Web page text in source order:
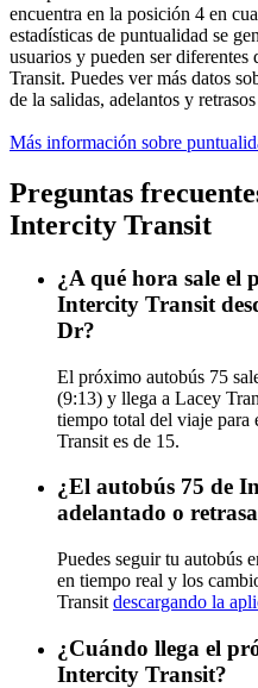
encuentra en la posición 4 en
estadísticas de puntualidad se
usuarios y pueden ser
Transit. Puedes ver más datos
de la salidas, adelantos y
Más información sobre
Preguntas
Intercity Transit
¿A qué hora sale el
Intercity Transit
Dr?
El próximo autobús 75
(9:13) y llega a Lacey
tiempo total del viaje
Transit es de 15.
¿El autobús 75 de
adelantado o
Puedes seguir tu autobús
en tiempo real y los
Transit descargando la
¿Cuándo llega el
Intercity Transit?